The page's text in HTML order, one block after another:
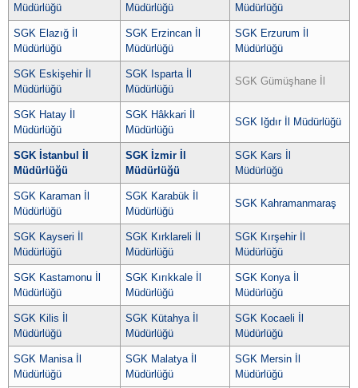
Müdürlüğü
Müdürlüğü
Müdürlüğü
SGK Elazığ İl
Müdürlüğü
SGK Erzincan İl
Müdürlüğü
SGK Erzurum İl
Müdürlüğü
SGK Eskişehir İl
Müdürlüğü
SGK Isparta İl
Müdürlüğü
SGK Gümüşhane İl
SGK Hatay İl
Müdürlüğü
SGK Hâkkari İl
Müdürlüğü
SGK Iğdır İl Müdürlüğü
SGK İstanbul İl
Müdürlüğü
SGK İzmir İl
Müdürlüğü
SGK Kars İl
Müdürlüğü
SGK Karaman İl
Müdürlüğü
SGK Karabük İl
Müdürlüğü
SGK Kahramanmaraş
SGK Kayseri İl
Müdürlüğü
SGK Kırklareli İl
Müdürlüğü
SGK Kırşehir İl
Müdürlüğü
SGK Kastamonu İl
Müdürlüğü
SGK Kırıkkale İl
Müdürlüğü
SGK Konya İl
Müdürlüğü
SGK Kilis İl
Müdürlüğü
SGK Kütahya İl
Müdürlüğü
SGK Kocaeli İl
Müdürlüğü
SGK Manisa İl
Müdürlüğü
SGK Malatya İl
Müdürlüğü
SGK Mersin İl
Müdürlüğü